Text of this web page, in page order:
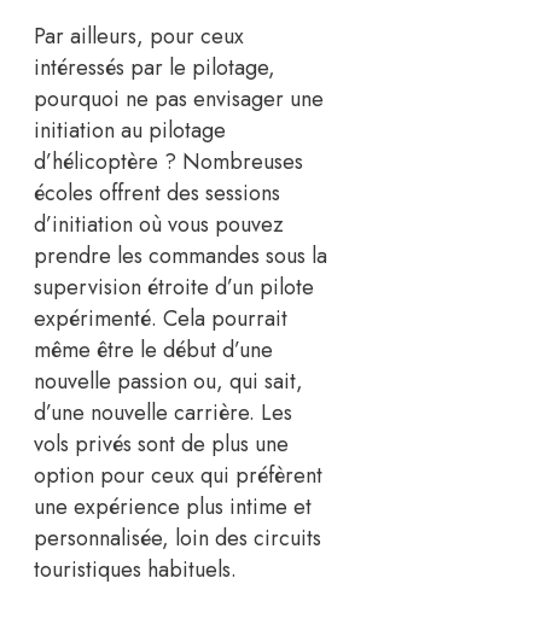
Par ailleurs, pour ceux
intéressés par le pilotage,
pourquoi ne pas envisager une
initiation au pilotage
d’hélicoptère ? Nombreuses
écoles offrent des sessions
d’initiation où vous pouvez
prendre les commandes sous la
supervision étroite d’un pilote
expérimenté. Cela pourrait
même être le début d’une
nouvelle passion ou, qui sait,
d’une nouvelle carrière. Les
vols privés sont de plus une
option pour ceux qui préfèrent
une expérience plus intime et
personnalisée, loin des circuits
touristiques habituels.